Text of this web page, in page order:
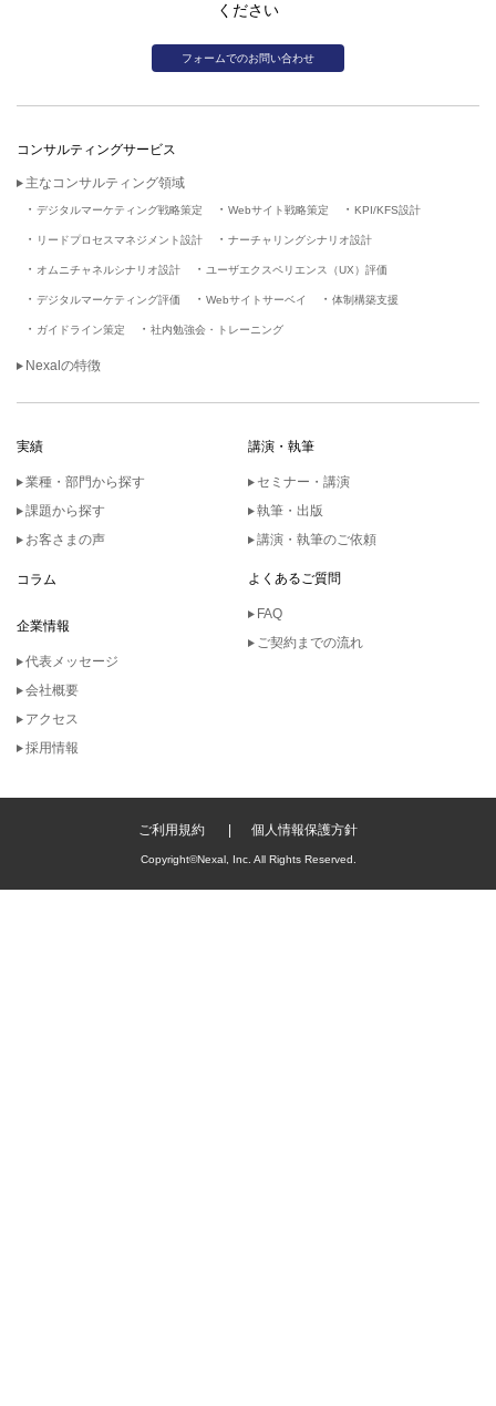
ください
フォームでのお問い合わせ
コンサルティングサービス
主なコンサルティング領域
デジタルマーケティング戦略策定 Webサイト戦略策定 KPI/KFS設計
リードプロセスマネジメント設計 ナーチャリングシナリオ設計
オムニチャネルシナリオ設計 ユーザエクスペリエンス（UX）評価
デジタルマーケティング評価 Webサイトサーベイ 体制構築支援
ガイドライン策定 社内勉強会・トレーニング
Nexalの特徴
実績
業種・部門から探す
課題から探す
お客さまの声
講演・執筆
セミナー・講演
執筆・出版
講演・執筆のご依頼
コラム
企業情報
代表メッセージ
会社概要
アクセス
採用情報
よくあるご質問
FAQ
ご契約までの流れ
ご利用規約 個人情報保護方針
Copyright©Nexal, Inc. All Rights Reserved.